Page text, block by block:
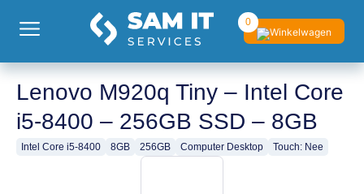
0
Lenovo M920q Tiny – Intel Core
i5-8400 – 256GB SSD – 8GB
Intel Core i5-8400 8GB 256GB Computer Desktop Touch: Nee